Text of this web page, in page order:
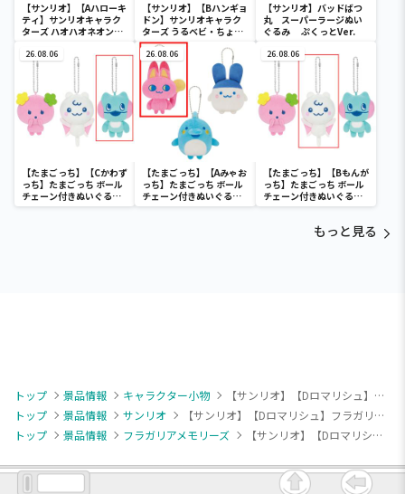
【サンリオ】【Aハローキ
ティ】サンリオキャラク
ターズ ハオハオネオンタ
【サンリオ】【Bハンギョ
ドン】サンリオキャラク
ターズ うるベビ・ちょい
デカドール
【サンリオ】バッドばつ
丸 スーパーラージぬい
ぐるみ ぷくっとVer.
26.08.06
【たまごっち】【Cかわず
っち】たまごっち ボール
チェーン付きぬいぐるみ
～Tamagotchi
26.08.06
【たまごっち】【Aみゃお
っち】たまごっち ボール
チェーン付きぬいぐるみ
～Tamagotchi
26.08.06
【たまごっち】【Bもんが
っち】たまごっち ボール
チェーン付きぬいぐるみ
～Tamagotchi
もっと見る
トップ 景品情報 キャラクター小物
【サンリオ】【Dロマリシュ】フラガリアメモリーズ チャーム付きスプリングゴム～レッドブーケ～
トップ
景品情報 サンリオ
【サンリオ】【Dロマリシュ】フラガリアメモリーズ チャーム付きスプリングゴム～レッドブーケ～
トップ
景品情報 フラガリアメモリーズ 【サンリオ】【Dロマリシュ】フラガリアメモリーズ チャーム付きスプリングゴム～レッドブーケ～